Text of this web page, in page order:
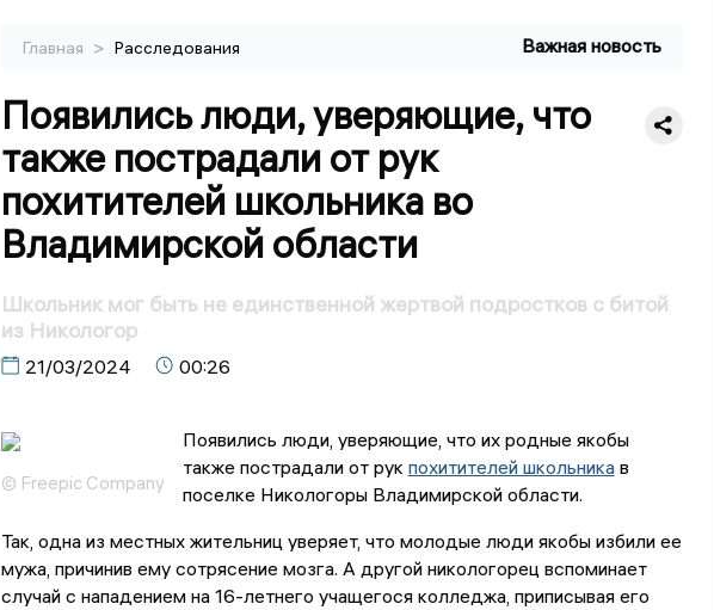
Главная > Расследования Важная новость
Появились люди, уверяющие, что
также пострадали от рук
похитителей школьника во
Владимирской области
Школьник мог быть не единственной жертвой подростков с битой
из Никологор
21/03/2024 00:26
© Freepic Company
Появились люди, уверяющие, что их родные якобы
также пострадали от рук похитителей школьникав
поселке Никологоры Владимирской области.
Так, одна из местных жительниц уверяет, что молодые люди якобы избили ее
мужа, причинив ему сотрясение мозга. А другой никологорец вспоминает
случай с нападением на 16-летнего учащегося колледжа, приписывая его